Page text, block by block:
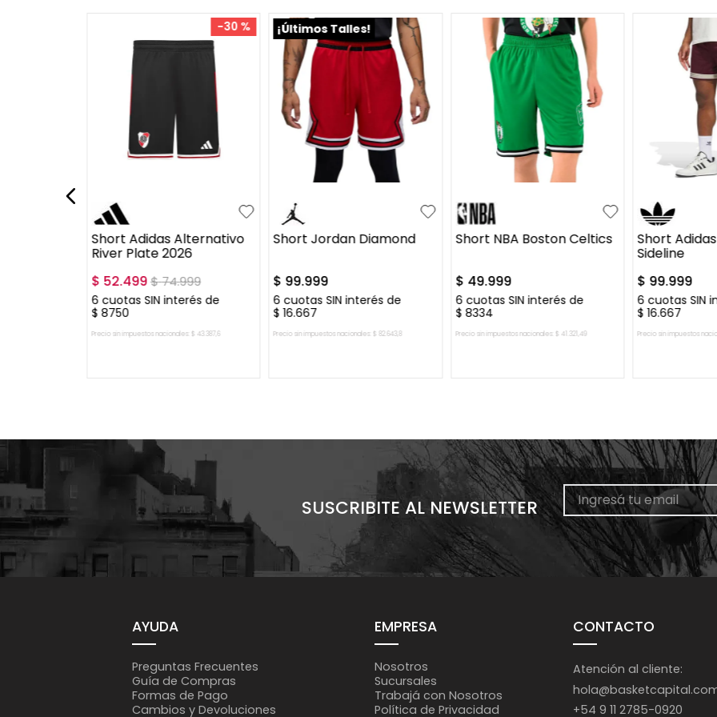
-30 %
XL
Short Adidas Alternativo
River Plate 2026
$ 52.499$74.999
6cuotas SIN interés de
$ 8750
Precio sin impuestos nacionales: $ 43. 387 6
¡Últimos Talles!
XL
XXXL
Short Jordan Diamond
$ 99.999
6 cuotas SIN interés de
$ 16.667
Precio sin impuestos nacionales: $ 82.643,8
Short NBA Boston Celtics
$ 49.999
6 cuotas SIN interés de
$ 8334
Precio sin impuestos nacionales: $ 41 321 ,49
L
M
Short
Sideline
$ 99.999
6 cuotas SIN
$ 16.667
Precio sin impuestos
SUSCRIBITE AL NEWSLETTER
AYUDA
Preguntas Frecuentes
Guía de Compras
Formas de Pago
Cambios y Devoluciones
EMPRESA
Nosotros
Sucursales
Trabajá con Nosotros
Política de Privacidad
CONTACTO
Atención al cliente:
+54 9 11 2785-0920